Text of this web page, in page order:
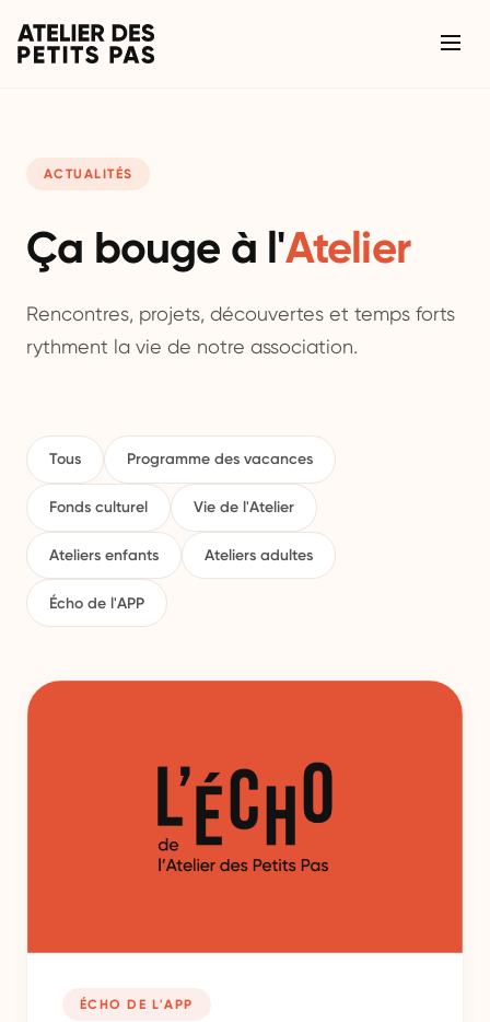
ACTUALITÉS
Ça bouge à l'Atelier
Rencontres, projets, découvertes et temps forts
rythment la vie de notre association.
Tous Programme des vacances
Fonds culturel Vie de l'Atelier
Ateliers enfants Ateliers adultes
Écho de l'APP
ÉCHO DE L'APP